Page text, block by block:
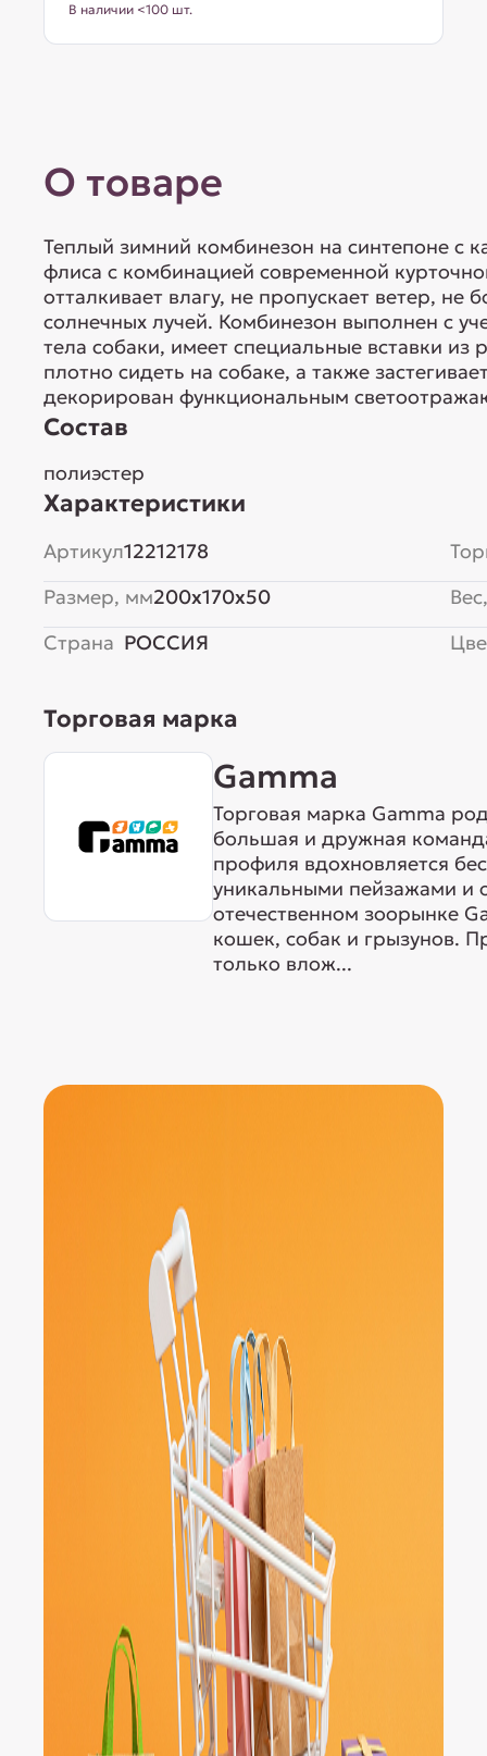
В наличии <100 шт.
О товаре
Теплый зимний комбинезон на синтепоне с
флиса с комбинацией современной
отталкивает влагу, не пропускает ветер, не
солнечных лучей. Комбинезон выполнен с
тела собаки, имеет специальные вставки из
плотно сидеть на собаке, а также
декорирован функциональным
Состав
полиэстер
Характеристики
Артикул12212178
Размер, мм200x170x50
Страна РОССИЯ
Торговая марка
Gamma
Торговая марка Gamma
большая и дружная
профиля вдохновляется
уникальными пейзажами и
отечественном зоорынке
кошек, собак и грызунов.
только влож...